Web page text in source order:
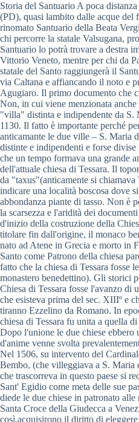
Storia del Santuario A poca
(PD), quasi lambito dalle acque del
rinomato Santuario della Beata
chi percorre la statale Valsugana,
Santuario lo potrà trovare a destra
Vittorio Veneto, mentre per chi da
statale del Santo raggiungerà il
via Caltana e affiancando il noto e
Agugiaro. Il primo documento che
Non, in cui viene menzionata anche
"villa" distinta e indipendente da S.
1130. Il fatto è importante perché
anticamante le due ville – S. Maria
distinte e indipendenti e forse
che un tempo formava una grande
dell'attuale chiesa di Tessara. Il
da "taxus"(anticamente si chiamava
indicare una località boscosa dove
abbondanza piante di tasso. Non è
la scarsezza e l'aridità dei
d'inizio della costruzione della
titolare fin dall'origine, il monaco
nato ad Atene in Grecia e morto in
Santo come Patrono della chiesa
fatto che la chiesa di Tessara fosse
monastero benedettino). Gli storici
Chiesa di Tessara fosse l'avanzo di
che esisteva prima del sec. XIIIº e
tiranno Ezzelino da Romano. In
chiesa di Tessara fu unita a quella
Dopo l'unione le due chiese ebbero
d'anime venne svolta
Nel 1506, su intervento del
Bembo, (che villeggiava a S. Maria
che trascorreva in questo paese si
Sant' Egidio come meta delle sue
diede le due chiese in patronato
Santa Croce della Giudecca a
così,acquisirono il diritto di